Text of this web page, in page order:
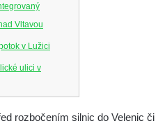
Vltavou
v Lužici
ulici v
rozbočením silnic do Velenic či